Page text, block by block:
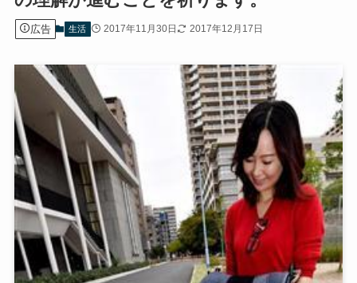
広告 生活 2017年11月30日 2017年12月17日